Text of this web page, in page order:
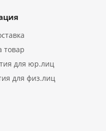
товар
для юр.лиц
для физ.лиц